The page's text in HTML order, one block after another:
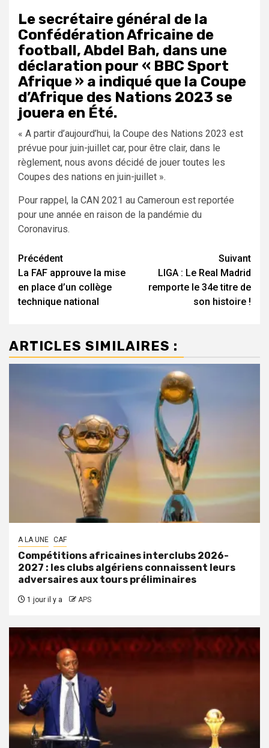
Le secrétaire général de la
Confédération Africaine de
football, Abdel Bah, dans une
déclaration pour « BBC Sport
Afrique » a indiqué que la Coupe
d’Afrique des Nations 2023 se
jouera en Été.
« A partir d’aujourd’hui, la Coupe des Nations 2023 est
prévue pour juin-juillet car, pour être clair, dans le
règlement, nous avons décidé de jouer toutes les
Coupes des nations en juin-juillet ».
Pour rappel, la CAN 2021 au Cameroun est reportée
pour une année en raison de la pandémie du
Coronavirus.
Navigation
d’article
Précédent
La FAF approuve la mise
en place d’un collège
technique national
Suivant
LIGA : Le Real Madrid
remporte le 34e titre de
son histoire !
ARTICLES SIMILAIRES :
A LA UNE CAF
Compétitions africaines interclubs 2026-
2027 : les clubs algériens connaissent leurs
adversaires aux tours préliminaires
1 jour il y a APS